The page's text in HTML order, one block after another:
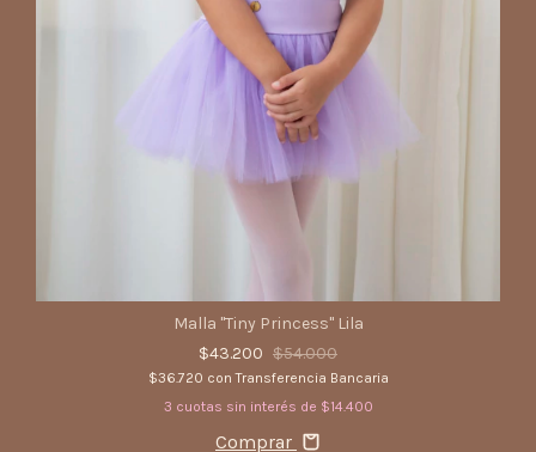
Malla "Tiny Princess" Lila
$43.200 $54.000
$36.720 con Transferencia Bancaria
3 cuotas sin interés de $14.400
Comprar